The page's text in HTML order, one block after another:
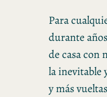
Para
durante
de casa con
la inevitable
y más